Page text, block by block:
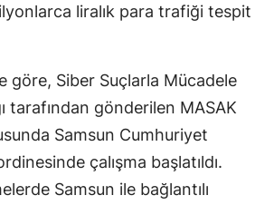
liralık para trafiği tespit
göre, Siber Suçlarla Mücadele
tarafından gönderilen MASAK
Samsun Cumhuriyet
çalışma başlatıldı.
Samsun ile bağlantılı